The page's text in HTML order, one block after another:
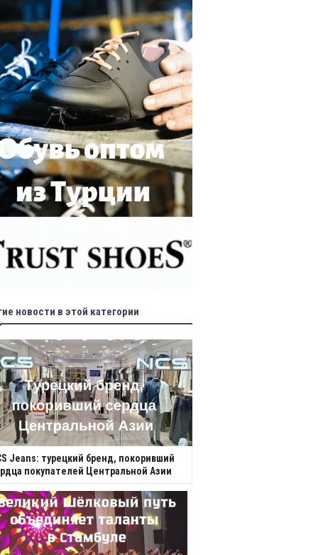
новости в этой категории
Jeans: турецкий бренд, покоривший
покупателей Центральной Азии